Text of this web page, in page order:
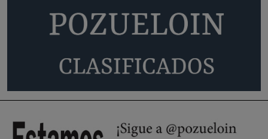
Quejas por el deterioro de la
limpieza …
Será amigo de alguien importante...en el Congreso, Senado, en la
Policía o en la politica
🔴 EXCLUSIVA | El comisario de la …
😆Durán menos qué un caramelo en la puerta de un colegio 🍬